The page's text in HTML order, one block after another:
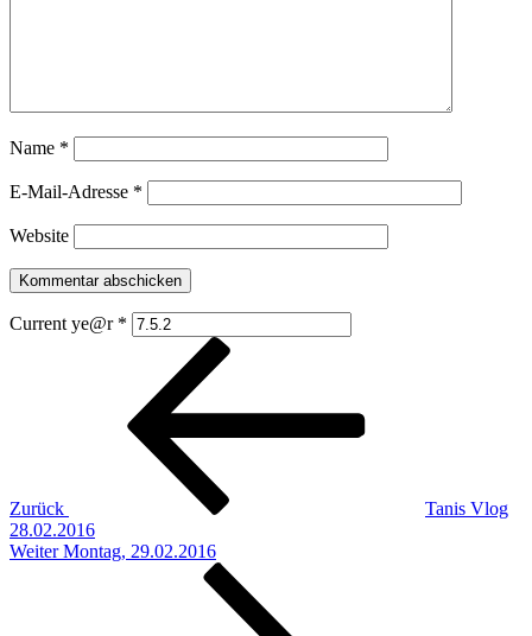
Name *
E-Mail-Adresse *
Website
Current ye@r *
Beitragsnavigation
Zurück
Tanis Vlog
28.02.2016
Nächster
Weiter Montag, 29.02.2016